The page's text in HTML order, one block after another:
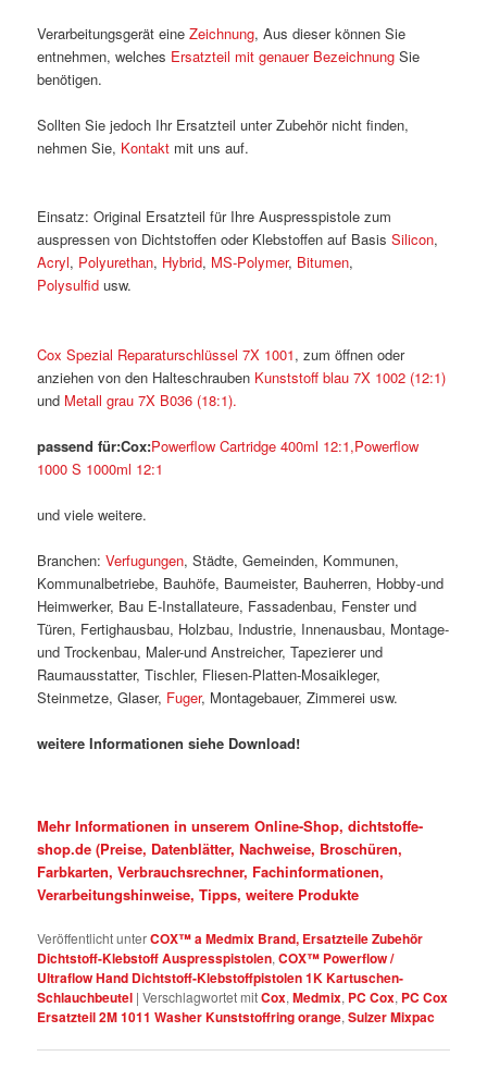
Verarbeitungsgerät eineZeichnung, Aus dieser können Sie
entnehmen, welches Ersatzteil mit genauer Bezeichnung Sie
benötigen.
Sollten Sie jedoch Ihr Ersatzteil unter Zubehör nicht finden,
nehmen Sie, Kontakt mit uns auf.
Einsatz: Original Ersatzteil für Ihre Auspresspistole zum
auspressen von Dichtstoffen oder Klebstoffen auf BasisSilicon,
Acryl, Polyurethan, Hybrid, MS-Polymer, Bitumen,
Polysulfid usw.
Cox Spezial Reparaturschlüssel 7X 1001, zum öffnen oder
anziehen von den Halteschrauben Kunststoff blau 7X 1002 (12:1)
und Metall grau 7X B036 (18:1).
passend für:Cox:Powerflow Cartridge 400ml 12:1,Powerflow
1000 S 1000ml 12:1
und viele weitere.
Branchen:Verfugungen, Städte, Gemeinden, Kommunen,
Kommunalbetriebe, Bauhöfe, Baumeister, Bauherren, Hobby-und
Heimwerker, Bau E-Installateure, Fassadenbau, Fenster und
Türen, Fertighausbau, Holzbau, Industrie, Innenausbau, Montage-
und Trockenbau, Maler-und Anstreicher, Tapezierer und
Raumausstatter, Tischler, Fliesen-Platten-Mosaikleger,
Steinmetze, Glaser, Fuger, Montagebauer, Zimmerei usw.
weitere Informationen siehe Download!
Mehr Informationen in unserem Online-Shop, dichtstoffe-
shop.de (Preise, Datenblätter, Nachweise, Broschüren,
Farbkarten, Verbrauchsrechner, Fachinformationen,
Verarbeitungshinweise, Tipps, weitere Produkte
Veröffentlicht unterCOX™ a Medmix Brand, Ersatzteile Zubehör
Dichtstoff-Klebstoff Auspresspistolen,COX™ Powerflow /
Ultraflow Hand Dichtstoff-Klebstoffpistolen 1K Kartuschen-
Schlauchbeutel |Verschlagwortet mitCox,Medmix, PC Cox, PC Cox
Ersatzteil 2M 1011 Washer Kunststoffring orange,Sulzer Mixpac